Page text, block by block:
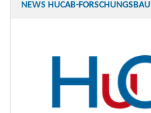
NEWS HUCAB-FORSCHUNGSBAU